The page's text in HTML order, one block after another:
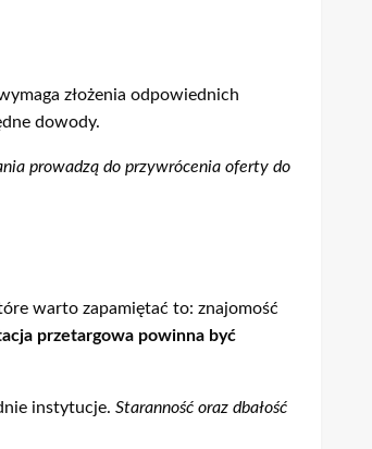
złożenia odpowiednich
dowody.
prowadzą do przywrócenia oferty do
warto zapamiętać to: znajomość
przetargowa powinna być
instytucje. Staranność oraz dbałość